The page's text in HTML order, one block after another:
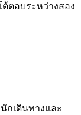
ตอบระหว่างสอง
กเดินทางและ